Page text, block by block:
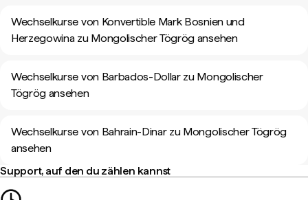
Wechselkurse von Konvertible Mark Bosnien und
Herzegowina zu Mongolischer Tögrög ansehen
Wechselkurse von Barbados-Dollar zu Mongolischer
Tögrög ansehen
Wechselkurse von Bahrain-Dinar zu Mongolischer Tögrög
ansehen
Support, auf den du zählen kannst